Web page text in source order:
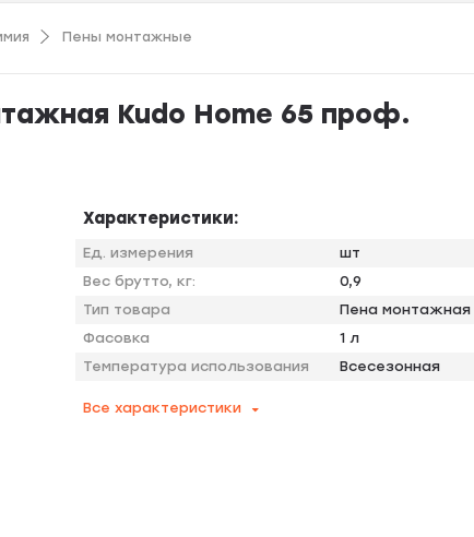
Пены монтажные
Kudo Home 65 проф.
Характеристики:
Ед. измерения
шт
Вес брутто, кг:
0,9
Тип товара
Пена монтажная
Фасовка
1 л
Температура использования
Всесезонная
Все характеристики